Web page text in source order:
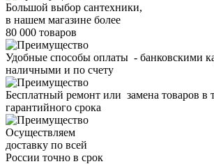
Большой выбор сантехники,
в нашем магазине более
80 000 товаров
Удобные способы оплаты - банковскими
наличными и по счету
Бесплатный ремонт или замена товаров в
гарантийного срока
Осуществляем
доставку по всей
России точно в срок